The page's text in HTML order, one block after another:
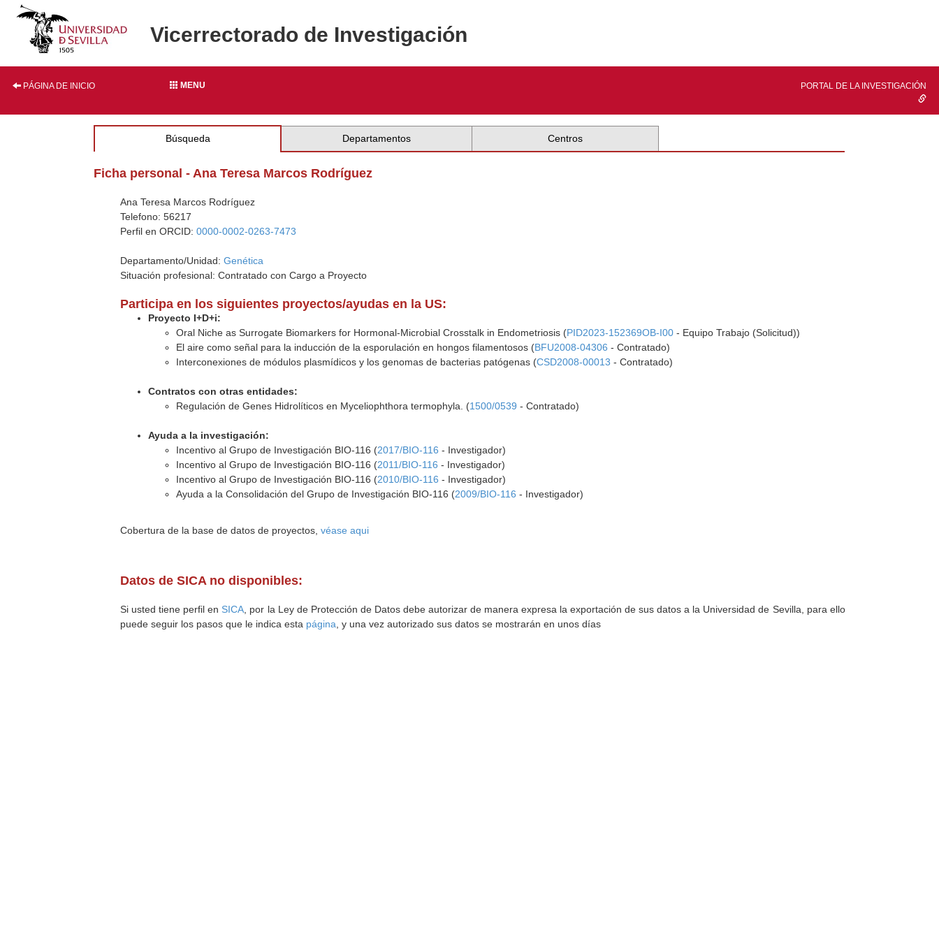
Vicerrectorado de Investigación
PÁGINA DE INICIO MENU PORTAL DE LA INVESTIGACIÓN
Búsqueda Departamentos Centros
Ficha personal - Ana Teresa Marcos Rodríguez
Ana Teresa Marcos Rodríguez
Telefono: 56217
Perfil en ORCID:0000-0002-0263-7473
Departamento/Unidad:Genética
Situación profesional: Contratado con Cargo a Proyecto
Participa en los siguientes proyectos/ayudas en la US:
Proyecto I+D+i:
Oral Niche as Surrogate Biomarkers for Hormonal-Microbial Crosstalk in Endometriosis (PID2023-152369OB-I00 - Equipo Trabajo (Solicitud))
El aire como señal para la inducción de la esporulación en hongos filamentosos (BFU2008-04306 - Contratado)
Interconexiones de módulos plasmídicos y los genomas de bacterias patógenas (CSD2008-00013 - Contratado)
Contratos con otras entidades:
Regulación de Genes Hidrolíticos en Myceliophthora termophyla. (1500/0539 - Contratado)
Ayuda a la investigación:
Incentivo al Grupo de Investigación BIO-116 (2017/BIO-116 - Investigador)
Incentivo al Grupo de Investigación BIO-116 (2011/BIO-116 - Investigador)
Incentivo al Grupo de Investigación BIO-116 (2010/BIO-116 - Investigador)
Ayuda a la Consolidación del Grupo de Investigación BIO-116 (2009/BIO-116 - Investigador)
Cobertura de la base de datos de proyectos,véase aqui
Datos de SICA no disponibles:
Si usted tiene perfil en SICA , por la Ley de Protección de Datos debe autorizar de manera expresa la exportación de sus datos a la Universidad de Sevilla, para ello
puede seguir los pasos que le indica esta página , y una vez autorizado sus datos se mostrarán en unos días